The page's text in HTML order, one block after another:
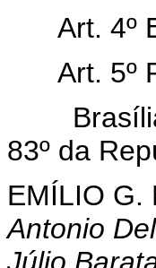
Art. 4º
Art. 5º
83º da
EMÍLIO G.
Antonio